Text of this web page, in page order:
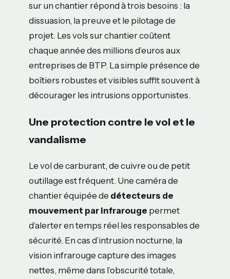
sur un chantier répond à trois besoins : la
dissuasion, la preuve et le pilotage de
projet. Les vols sur chantier coûtent
chaque année des millions d’euros aux
entreprises de BTP. La simple présence de
boîtiers robustes et visibles suffit souvent à
décourager les intrusions opportunistes.
Une protection contre le vol et le
vandalisme
Le vol de carburant, de cuivre ou de petit
outillage est fréquent. Une caméra de
chantier équipée de détecteurs de
mouvement par infrarouge permet
d’alerter en temps réel les responsables de
sécurité. En cas d’intrusion nocturne, la
vision infrarouge capture des images
nettes, même dans l’obscurité totale,